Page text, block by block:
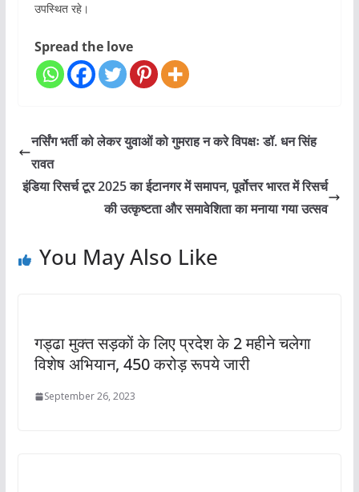
उपस्थित रहे।
Spread the love
नर्सिंग भर्ती को लेकर युवाओं को गुमराह न करे विपक्षः डॉ. धन सिंह
रावत
इंडिया रिसर्च टूर 2025 का ईटानगर में समापन, पूर्वोत्तर भारत में रिसर्च
की उत्कृष्टता और समावेशिता का मनाया गया उत्सव
You May Also Like
गड्ढा मुक्त सड़कों के लिए प्रदेश के 2 महीने चलेगा
विशेष अभियान, 450 करोड़ रूपये जारी
September 26, 2023